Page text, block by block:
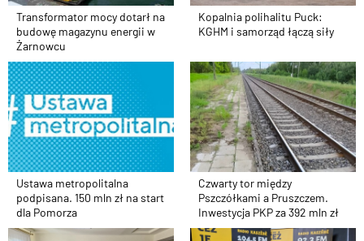
Transformator mocy dotarł na
budowę magazynu energii w
Żarnowcu
Kopalnia polihalitu Puck:
KGHM i samorząd łączą siły
Ustawa metropolitalna
podpisana. 150 mln zł na start
dla Pomorza
Czwarty tor między
Pszczółkami a Pruszczem.
Inwestycja PKP za 392 mln zł